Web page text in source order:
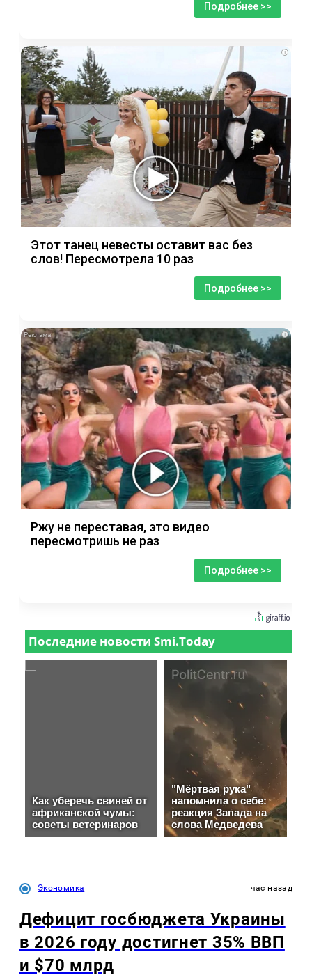
Подробнее >>
i
Этот танец невесты оставит вас без
слов! Пересмотрела 10 раз
Подробнее >>
i
Ржу не переставая, это видео
пересмотришь не раз
Подробнее >>
Экономика час назад
Дефицит госбюджета Украины
в 2026 году достигнет 35% ВВП
и $70 млрд